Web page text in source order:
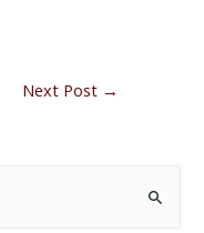
Next Post →